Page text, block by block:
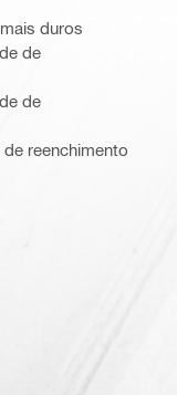
duros
de
de
reenchimento